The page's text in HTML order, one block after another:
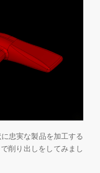
忠実な製品を加工する
削り出しをしてみまし